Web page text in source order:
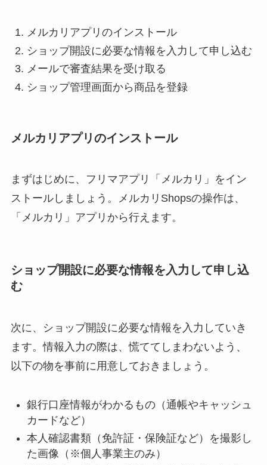
メルカリアプリのインストール
ショップ開設に必要な情報を入力して申し込む
メールで審査結果を受け取る
ショップ管理画面から商品を登録
メルカリアプリのインストール
まずはじめに、フリマアプリ「メルカリ」をイン
ストールしましょう。メルカリShopsの操作は、
「メルカリ」アプリから行えます。
ショップ開設に必要な情報を入力して申し込
む
次に、ショップ開設に必要な情報を入力していき
ます。情報入力の際は、慌ててしまわないよう、
以下の物を事前に用意しておきましょう。
銀行口座情報がわかるもの（通帳やキャッシュ
カードなど）
本人確認書類（免許証・保険証など）を撮影し
た画像（※個人事業主のみ）